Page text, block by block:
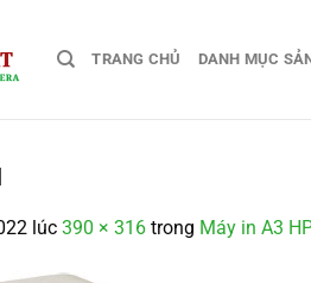
TRANG CHỦ DANH MỤC
lúc 390 × 316 trong Máy in A3